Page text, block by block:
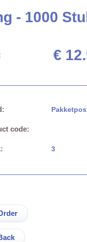
- 1000
€
code:
3